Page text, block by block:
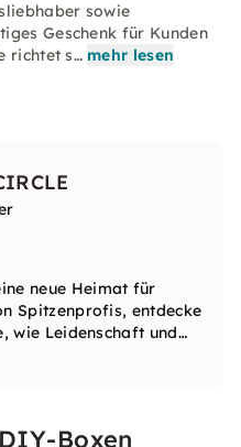
sowie
Geschenk für Kunden
richtet s… mehr lesen
neue Heimat für
Spitzenprofis, entdecke
wie Leidenschaft und
Boxen